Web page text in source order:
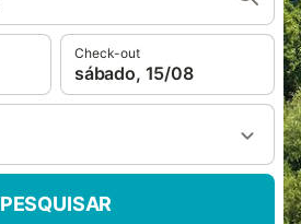
Check-out
sábado, 15/08
PESQUISAR